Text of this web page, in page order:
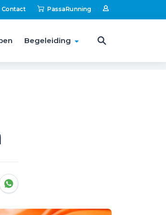
Contact PassaRunning
Begeleiding